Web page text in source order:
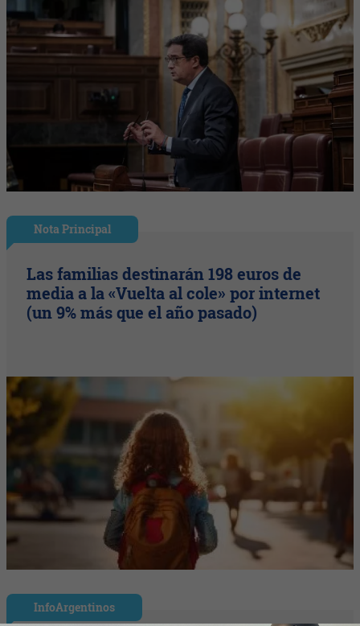
Nota Principal
Las familias destinarán 198 euros de
media a la «Vuelta al cole» por internet
(un 9% más que el año pasado)
InfoArgentinos